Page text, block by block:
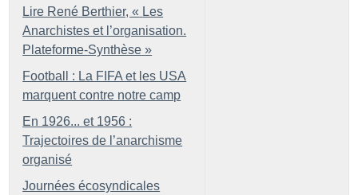
Lire René Berthier, « Les
Anarchistes et l’organisation.
Plateforme-Synthèse »
Football : La FIFA et les USA
marquent contre notre camp
En 1926... et 1956 :
Trajectoires de l’anarchisme
organisé
Journées écosyndicales